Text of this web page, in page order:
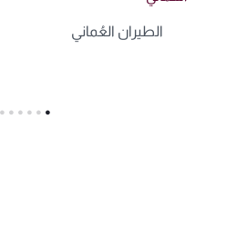
الطيران العُماني